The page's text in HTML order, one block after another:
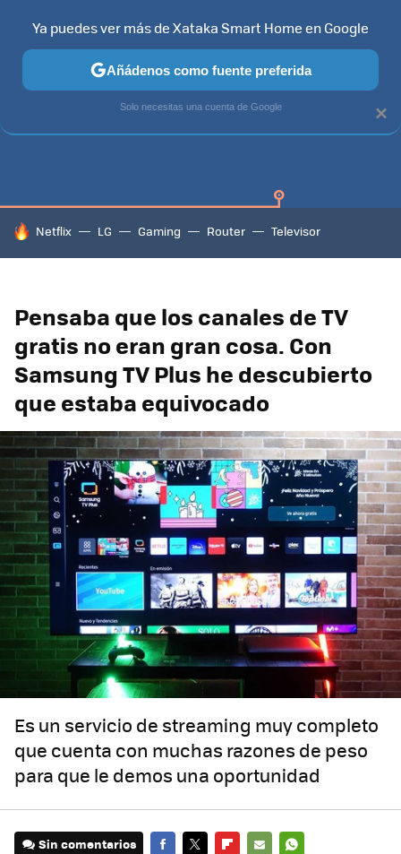
SAMSUNG SMART TV TIZEN SAMSUNG
HOY SE HABLA DE
Netflix LG Gaming Router Televisor
Pensaba que los canales de TV
gratis no eran gran cosa. Con
Samsung TV Plus he descubierto
que estaba equivocado
Es un servicio de streaming muy completo
que cuenta con muchas razones de peso
para que le demos una oportunidad
Sin comentarios
×
Ya puedes ver más de Xataka Smart Home en Google
Añádenos como fuente preferida
Solo necesitas una cuenta de Google